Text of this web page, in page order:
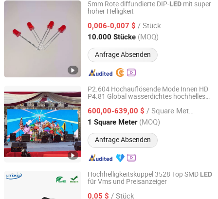
5mm Rote diffundierte DIP-LED mit super
hoher Helligkeit
0,006-0,007 $ / Stück
10.000 Stücke (MOQ)
Anfrage Absenden
Cpm Electronics Co., Ltd
Guangdong, China Seit 2025
P2.604 Hochauflösende Mode Innen HD
P4.81 Global wasserdichtes hochhelles
mit CE-Zertifizierung
600,00-639,00 $ / Square Meter
1 Square Meter (MOQ)
Anfrage Absenden
Shenzhen Xing Guang Cai Technology Co., Limited
Guangdong, China Seit 2023
Hochhelligkeitskuppel 3528 Top SMD LED
für Vms und Preisanzeiger
0,05 $ / Stück
Ningbo Lightkey Electronic Technology Co., Ltd.